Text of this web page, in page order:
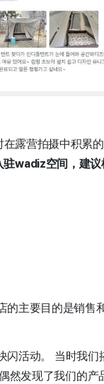
露营拍摄中积累
驻wadiz空间，建
的主要目的是销售
活动。 当时我们
然发现了我们的产